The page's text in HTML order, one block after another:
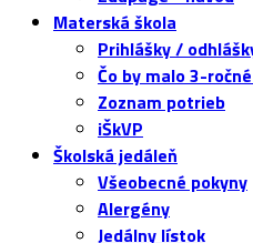
Materská škola
Prihlášky /
Čo by malo 3-
Zoznam potrieb
iŠkVP
Školská jedáleň
Všeobecné pokyny
Alergény
Jedálny lístok